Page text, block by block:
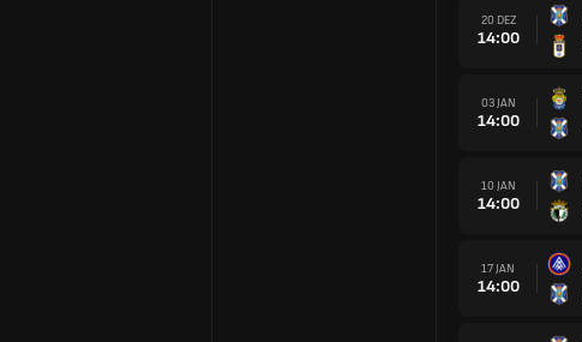
20 DEZ
14:00
03 JAN
14:00
10 JAN
14:00
17 JAN
14:00